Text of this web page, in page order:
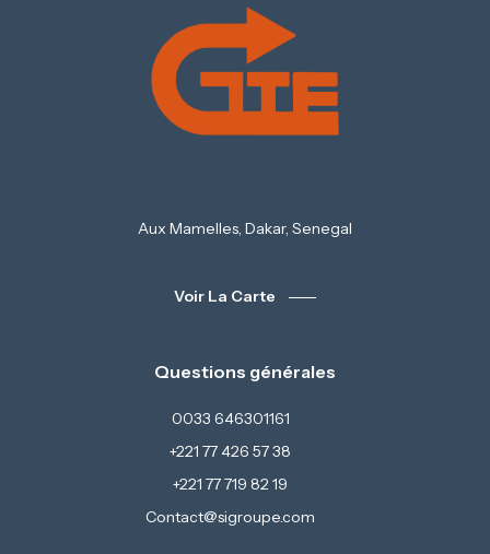
Aux Mamelles, Dakar, Senegal
Voir La Carte
Questions générales
0033 646301161
+221 77 426 57 38
+221 77 719 82 19
Contact@sigroupe.com